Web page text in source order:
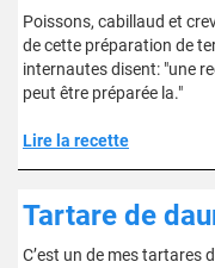
Poissons, cabillaud et
de cette préparation de
internautes disent: "une
peut être préparée la."
Lire la recette
Tartare de
C’est un de mes tartares